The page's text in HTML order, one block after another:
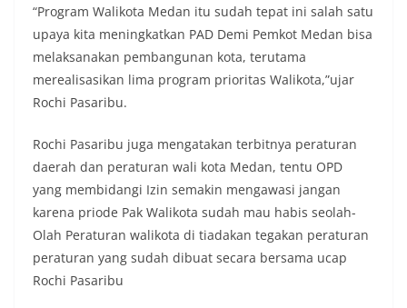
to Door System ini merupakan salah satu bentuk
implementasi program Polri Presisi yang
mengedepankan kehadiran dan kedekatan
personel Kepolisian dengan masyarakat. Melalui
kegiatan semacam ini, Bhabinkamtibmas tidak
hanya berperan sebagai penyampai informasi
masyarakat dalam menjaga keamanan lingkungan
secara bersama-sama.‎‎Kehadiran
Bhabinkamtibmas di tengah-tengah warga
diharapkan dapat semakin mempererat
hubungan kemitraan antara Polri dan
masyarakat, sekaligus membangun kesadaran
kolektif warga akan pentingnya menjaga
keamanan, ketertiban, dan kekompakan
lingkungan, khususnya dalam menyambut
“Program Walikota Medan itu sudah tepat ini salah satu
upaya kita meningkatkan PAD Demi Pemkot Medan bisa
melaksanakan pembangunan kota, terutama
merealisasikan lima program prioritas Walikota,”ujar
Rochi Pasaribu.
Rochi Pasaribu juga mengatakan terbitnya peraturan
daerah dan peraturan wali kota Medan, tentu OPD
yang membidangi Izin semakin mengawasi jangan
karena priode Pak Walikota sudah mau habis seolah-
Olah Peraturan walikota di tiadakan tegakan peraturan
peraturan yang sudah dibuat secara bersama ucap
Rochi Pasaribu